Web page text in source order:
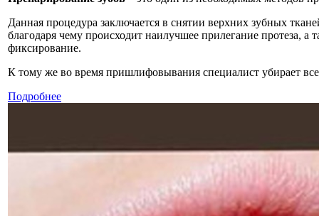
Данная процедура заключается в снятии верхних зубных
благодаря чему происходит наилучшее прилегание протеза, а
фиксирование.
К тому же во время пришлифовывания специалист убирает
Подробнее